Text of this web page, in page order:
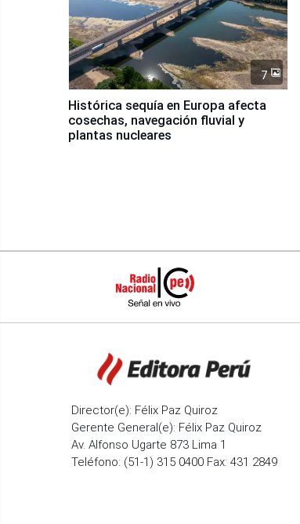
7
Histórica sequía en Europa afecta
cosechas, navegación fluvial y
plantas nucleares
Director(e): Félix Paz Quiroz
Gerente General(e): Félix Paz Quiroz
Av. Alfonso Ugarte 873 Lima 1
Teléfono: (51-1) 315 0400 Fax: 431 2849